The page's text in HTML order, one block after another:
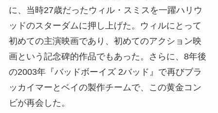
に、当時27歳だったウィル・スミスを一躍ハリウ
ッドのスターダムに押し上げた。ウィルにとって
初めての主演映画であり、初めてのアクション映
画という記念碑的作品でもあった。さらに、8年後
の2003年『バッドボーイズ 2バッド』で再びブラ
ッカイマーとベイの製作チームで、この黄金コン
ビが再会した。